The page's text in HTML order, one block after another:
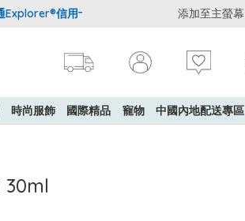
信用卡會員購物禮遇：高達5%簽賬回贈！
添加至主螢幕
時尚服飾 國際精品 寵物 中國內地配送專區
30ml